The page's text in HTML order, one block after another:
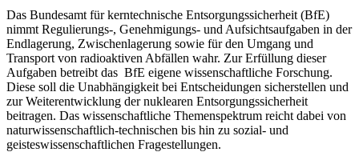
Das Bundesamt für kerntechnische Entsorgungssicherheit (BfE)
nimmt Regulierungs-, Genehmigungs- und Aufsichtsaufgaben in der
Endlagerung, Zwischenlagerung sowie für den Umgang und
Transport von radioaktiven Abfällen wahr. Zur Erfüllung dieser
Aufgaben betreibt das BfE eigene wissenschaftliche Forschung.
Diese soll die Unabhängigkeit bei Entscheidungen sicherstellen und
zur Weiterentwicklung der nuklearen Entsorgungssicherheit
beitragen. Das wissenschaftliche Themenspektrum reicht dabei von
naturwissenschaftlich-technischen bis hin zu sozial- und
geisteswissenschaftlichen Fragestellungen.